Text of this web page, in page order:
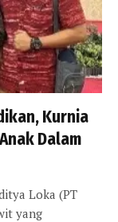
Kurnia
Dalam
Loka (PT
yang